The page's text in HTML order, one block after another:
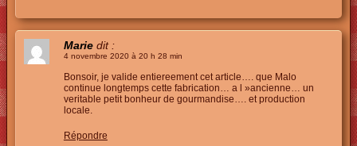
Marie dit :
4 novembre 2020 à 20 h 28 min
Bonsoir, je valide entiereement cet article…. que Malo
continue longtemps cette fabrication… a l »ancienne… un
veritable petit bonheur de gourmandise…. et production
locale.
Répondre